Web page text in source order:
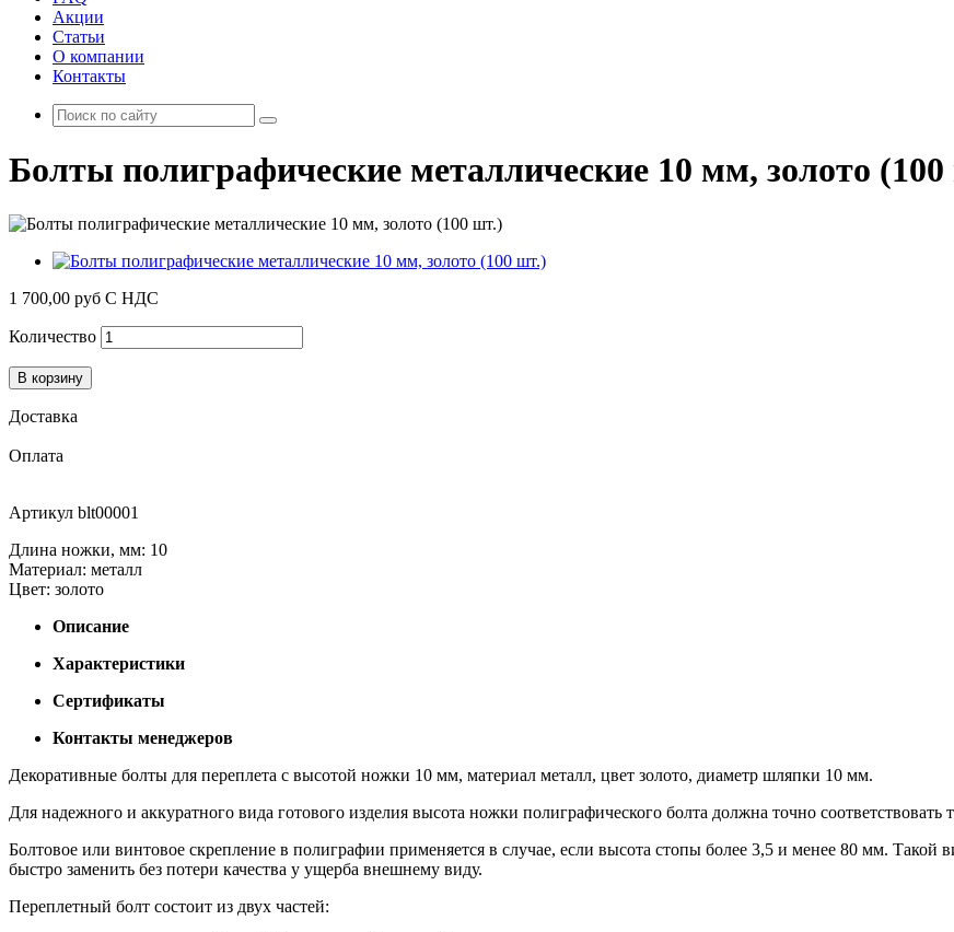
Акции
Статьи
О компании
Контакты
Болты полиграфические металлические 10 мм, золото
1 700,00 руб С НДС
Количество
В корзину
Доставка
Оплата
Артикул blt00001
Длина ножки, мм: 10
Материал: металл
Цвет: золото
Описание
Характеристики
Сертификаты
Контакты менеджеров
Декоративные болты для переплета c высотой ножки 10 мм, материал металл, цвет золото, диаметр шляпки 10 мм.
Для надежного и аккуратного вида готового изделия высота ножки полиграфического болта должна точно
Болтовое или винтовое скрепление в полиграфии применяется в случае, если высота стопы более 3,5 и менее 80 мм.
быстро заменить без потери качества у ущерба внешнему виду.
Переплетный болт состоит из двух частей: